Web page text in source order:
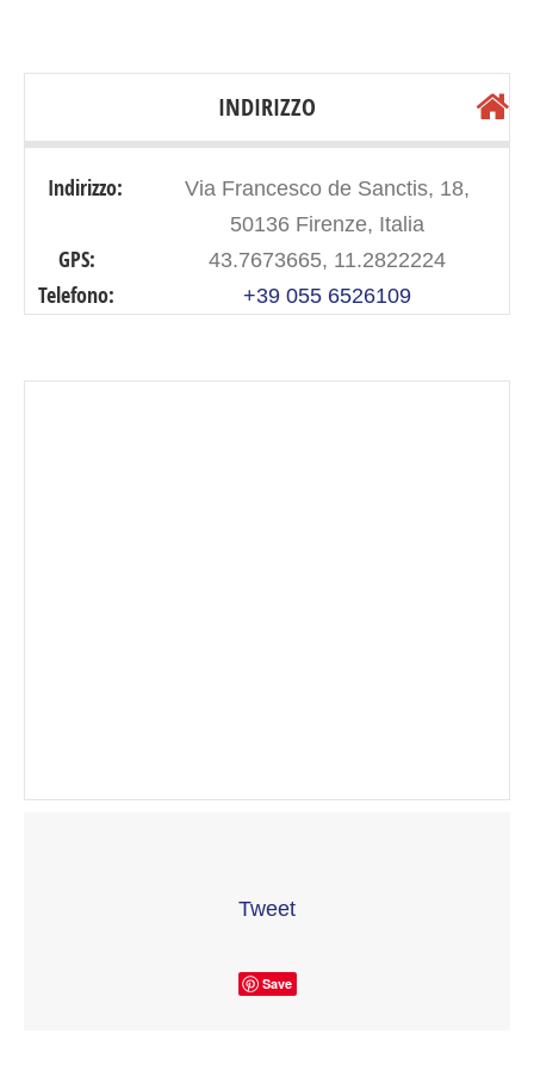
INDIRIZZO
Indirizzo:
Via Francesco de Sanctis, 18,
50136 Firenze, Italia
GPS: 43.7673665, 11.2822224
Telefono: +39 055 6526109
Tweet
Save